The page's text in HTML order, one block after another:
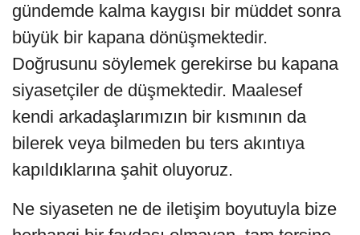
gündemde kalma kaygısı bir müddet sonra
büyük bir kapana dönüşmektedir.
Doğrusunu söylemek gerekirse bu kapana
siyasetçiler de düşmektedir. Maalesef
kendi arkadaşlarımızın bir kısmının da
bilerek veya bilmeden bu ters akıntıya
kapıldıklarına şahit oluyoruz.
Ne siyaseten ne de iletişim boyutuyla bize